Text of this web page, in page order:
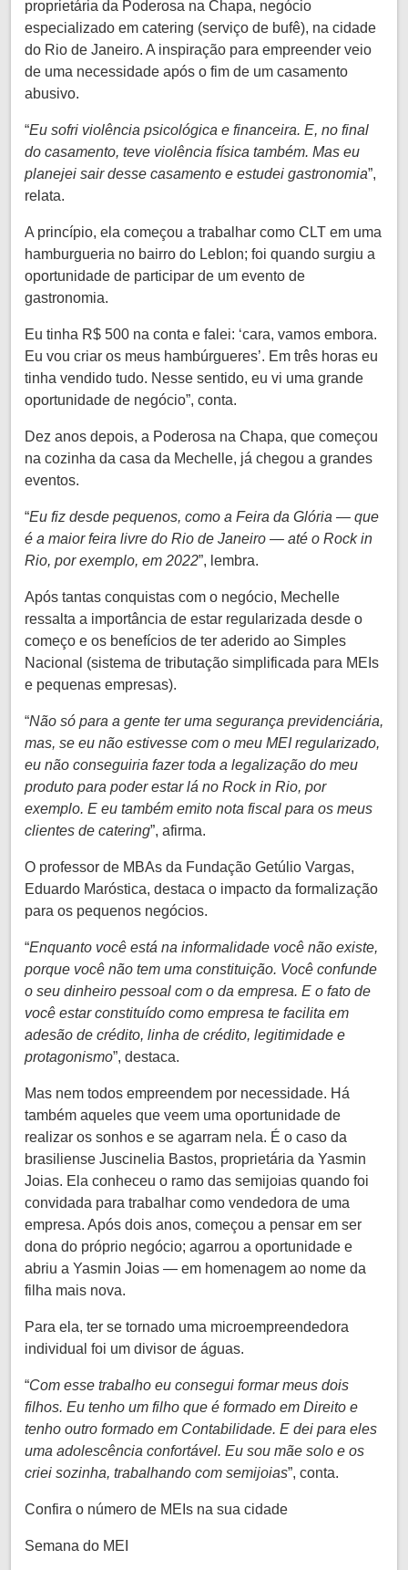
proprietária da Poderosa na Chapa, negócio
especializado em catering (serviço de bufê), na cidade
do Rio de Janeiro. A inspiração para empreender veio
de uma necessidade após o fim de um casamento
abusivo.
“Eu sofri violência psicológica e financeira. E, no final
do casamento, teve violência física também. Mas eu
planejei sair desse casamento e estudei gastronomia”,
relata.
A princípio, ela começou a trabalhar como CLT em uma
hamburgueria no bairro do Leblon; foi quando surgiu a
oportunidade de participar de um evento de
gastronomia.
Eu tinha R$ 500 na conta e falei: ‘cara, vamos embora.
Eu vou criar os meus hambúrgueres’. Em três horas eu
tinha vendido tudo. Nesse sentido, eu vi uma grande
oportunidade de negócio”, conta.
Dez anos depois, a Poderosa na Chapa, que começou
na cozinha da casa da Mechelle, já chegou a grandes
eventos.
“Eu fiz desde pequenos, como a Feira da Glória — que
é a maior feira livre do Rio de Janeiro — até o Rock in
Rio, por exemplo, em 2022”, lembra.
Após tantas conquistas com o negócio, Mechelle
ressalta a importância de estar regularizada desde o
começo e os benefícios de ter aderido ao Simples
Nacional (sistema de tributação simplificada para MEIs
e pequenas empresas).
“Não só para a gente ter uma segurança previdenciária,
mas, se eu não estivesse com o meu MEI regularizado,
eu não conseguiria fazer toda a legalização do meu
produto para poder estar lá no Rock in Rio, por
exemplo. E eu também emito nota fiscal para os meus
clientes de catering”, afirma.
O professor de MBAs da Fundação Getúlio Vargas,
Eduardo Maróstica, destaca o impacto da formalização
para os pequenos negócios.
“Enquanto você está na informalidade você não existe,
porque você não tem uma constituição. Você confunde
o seu dinheiro pessoal com o da empresa. E o fato de
você estar constituído como empresa te facilita em
adesão de crédito, linha de crédito, legitimidade e
protagonismo”, destaca.
Mas nem todos empreendem por necessidade. Há
também aqueles que veem uma oportunidade de
realizar os sonhos e se agarram nela. É o caso da
brasiliense Juscinelia Bastos, proprietária da Yasmin
Joias. Ela conheceu o ramo das semijoias quando foi
convidada para trabalhar como vendedora de uma
empresa. Após dois anos, começou a pensar em ser
dona do próprio negócio; agarrou a oportunidade e
abriu a Yasmin Joias — em homenagem ao nome da
filha mais nova.
Para ela, ter se tornado uma microempreendedora
individual foi um divisor de águas.
“Com esse trabalho eu consegui formar meus dois
filhos. Eu tenho um filho que é formado em Direito e
tenho outro formado em Contabilidade. E dei para eles
uma adolescência confortável. Eu sou mãe solo e os
criei sozinha, trabalhando com semijoias”, conta.
Confira o número de MEIs na sua cidade
Semana do MEI